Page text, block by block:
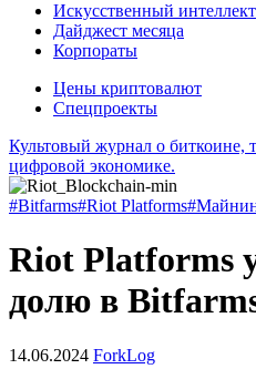
Искусственный интеллект
Дайджест месяца
Корпораты
Цены криптовалют
Спецпроекты
Культовый журнал о биткоине,
цифровой экономике.
#Bitfarms#Riot Platforms
Riot Platforms
долю в
14.06.2024 ForkLog